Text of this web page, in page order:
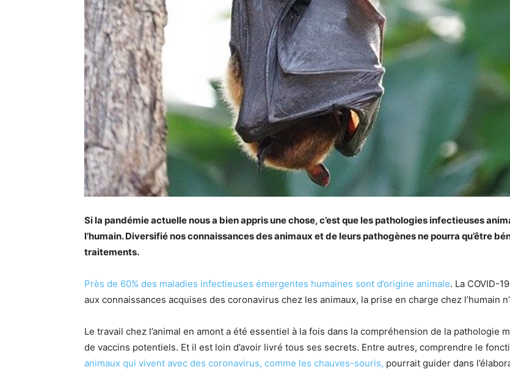
Si la pandémie actuelle nous a bien appris une chose, c’est que les pathologies infectieuses
l’humain. Diversifié nos connaissances des animaux et de leurs pathogènes ne pourra qu’être
traitements.
Près de 60% des maladies infectieuses émergentes humaines sont d’origine animale. La COVID-
aux connaissances acquises des coronavirus chez les animaux, la prise en charge chez l’humain
Le travail chez l’animal en amont a été essentiel à la fois dans la compréhension de la pathologie
de vaccins potentiels. Et il est loin d’avoir livré tous ses secrets. Entre autres, comprendre le
animaux qui vivent avec des coronavirus, comme les chauves-souris, pourrait guider dans